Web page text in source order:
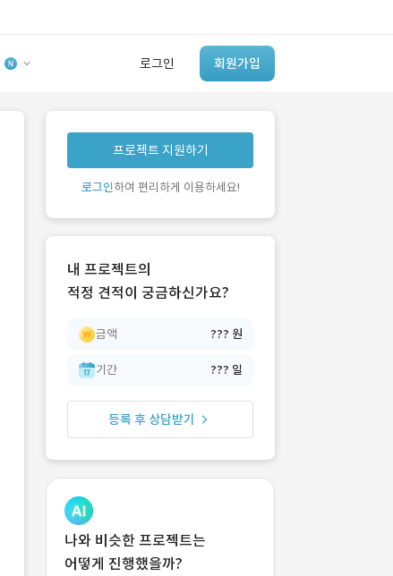
로그인 회원가입
유사사례 검색 AI
‘이런 거’ 만들어본
개발 회사 있어?
프로젝트 지원하기
로그인하여 편리하게 이용하세요!
내 프로젝트의
적정 견적이 궁금하신가요?
금액 ??? 원
기간 ??? 일
등록 후 상담받기
나와 비슷한 프로젝트는
어떻게 진행했을까?